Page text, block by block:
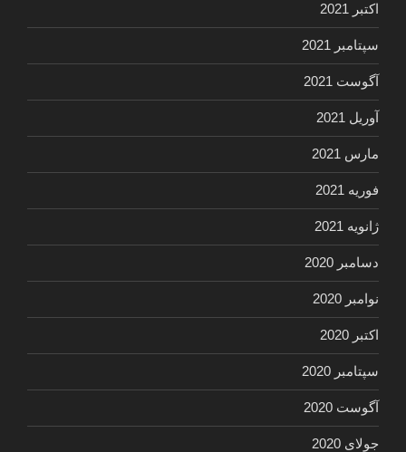
اکتبر 2021
سپتامبر 2021
آگوست 2021
آوریل 2021
مارس 2021
فوریه 2021
ژانویه 2021
دسامبر 2020
نوامبر 2020
اکتبر 2020
سپتامبر 2020
آگوست 2020
جولای 2020